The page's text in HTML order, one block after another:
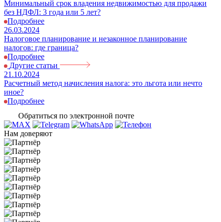
Минимальный срок владения недвижимостью для продажи
без НДФЛ: 3 года или 5 лет?
Подробнее
26.03.2024
Налоговое планирование и незаконное планирование
налогов: где граница?
Подробнее
Другие статьи
21.10.2024
Расчетный метод начисления налога: это льгота или нечто
иное?
Подробнее
Обратиться по электронной почте
Нам доверяют